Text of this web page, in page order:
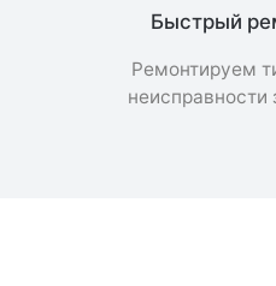
Быстрый
Ремонтируем
неисправности